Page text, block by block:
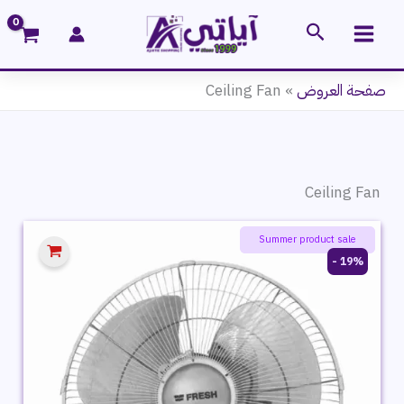
البحث
صفحة العروض »
Ceiling Fan
Ceiling Fan
19% -
ayatie 🌻 offers
Summer product sale